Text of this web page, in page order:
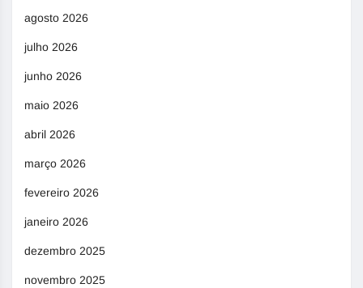
agosto 2026
julho 2026
junho 2026
maio 2026
abril 2026
março 2026
fevereiro 2026
janeiro 2026
dezembro 2025
novembro 2025